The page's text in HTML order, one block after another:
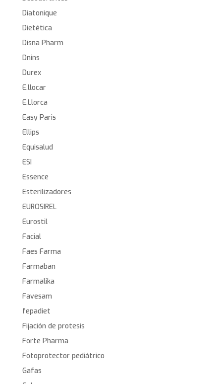
Diatonique
Dietética
Disna Pharm
Dnins
Durex
E.llocar
E.Llorca
Easy Paris
Ellips
Equisalud
ESI
Essence
Esterilizadores
EUROSIREL
Eurostil
Facial
Faes Farma
Farmaban
Farmalika
Favesam
fepadiet
Fijación de protesis
Forte Pharma
Fotoprotector pediátrico
Gafas